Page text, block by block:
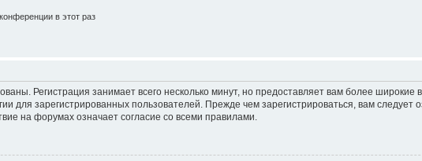
в этот раз
Регистрация занимает всего несколько минут, но предоставляет вам более
для зарегистрированных пользователей. Прежде чем зарегистрироваться, вам следует
на форумах означает согласие со всеми правилами.